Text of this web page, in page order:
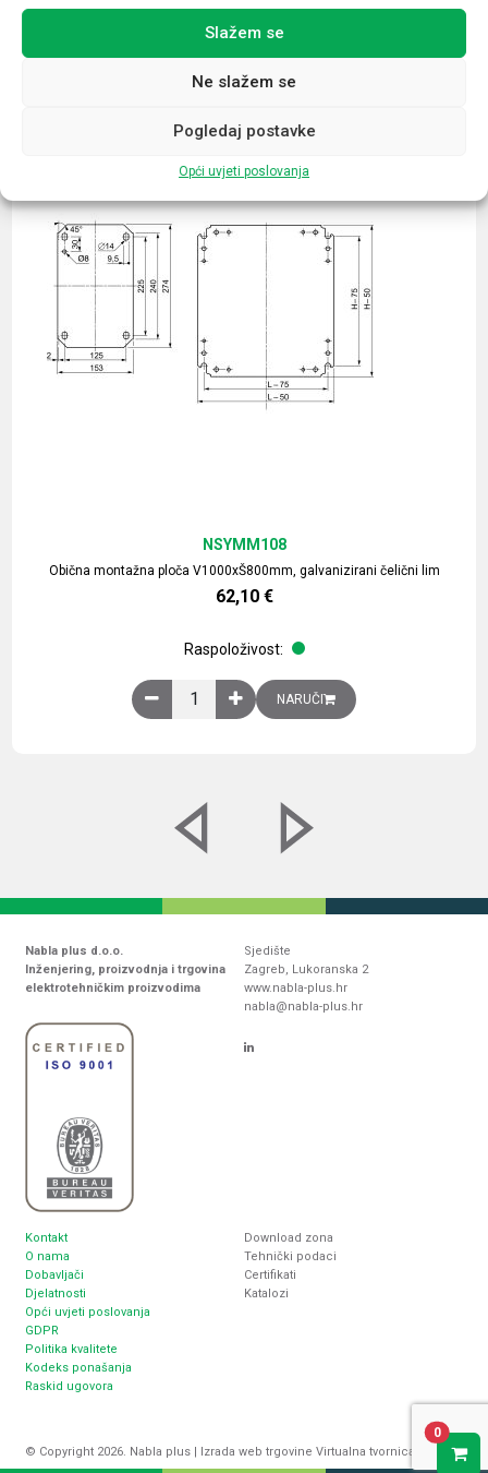
Slažem se
Ne slažem se
Pogledaj postavke
Opći uvjeti poslovanja
Povezani proizvodi
Obična montažna ploča V1000xŠ800mm, galvanizirani čelični lim
NSYMM108
62,10 €
Raspoloživost:
Obična montažna ploča V1000xŠ800mm,
NARUČI
Nabla plus d.o.o.
Inženjering, proizvodnja i trgovina
elektrotehničkim proizvodima
Sjedište
Zagreb, Lukoranska 2
www.nabla-plus.hr
nabla@nabla-plus.hr
Kontakt
O nama
Dobavljači
Djelatnosti
Opći uvjeti poslovanja
GDPR
Politika kvalitete
Kodeks ponašanja
Raskid ugovora
Download zona
Tehnički podaci
Certifikati
Katalozi
© Copyright 2026. Nabla plus | Izrada web trgovine Virtualna tvornica
0